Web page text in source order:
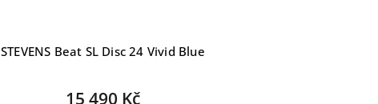
STEVENS Beat SL Disc 24 Vivid Blue
15 490 Kč